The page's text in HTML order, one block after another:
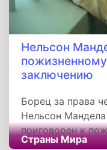
Нельсон
заключению
Борец за права
Нельсон
приговорен к
тюрьме Роббен
Страны Мира